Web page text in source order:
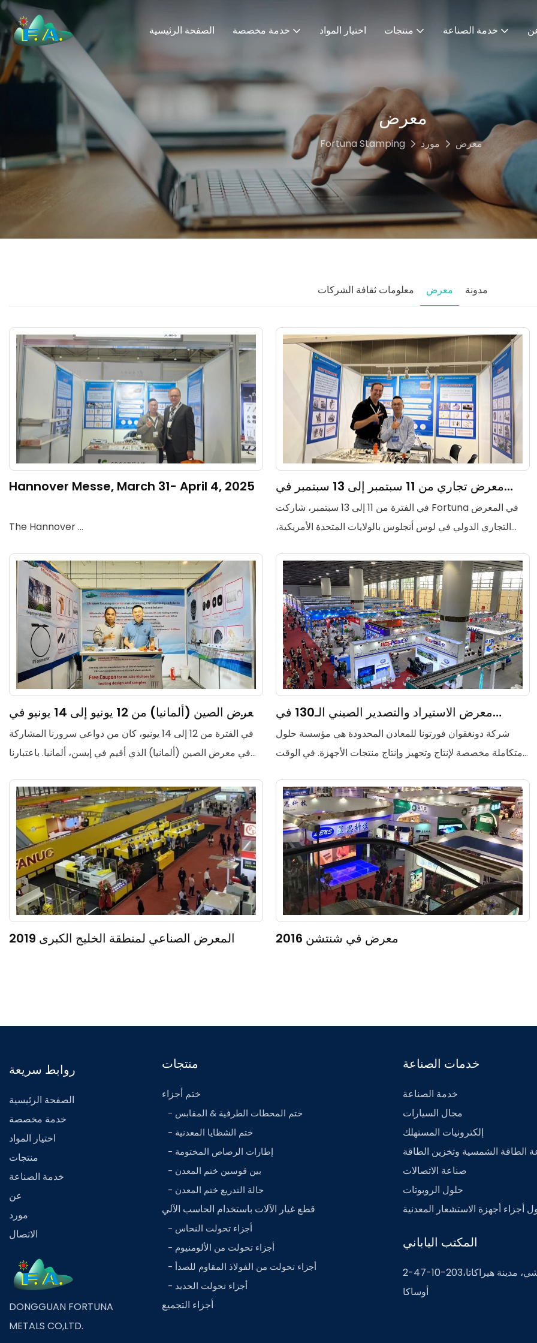
الصفحة الرئيسية خدمة مخصصة اختيار المواد منتجات خدمة الصناعة
معرض
Fortuna Stamping مورد معرض
معلومات ثقافة الشركات معرض مدونة
Hannover Messe, March 31- April 4, 2025
The Hannover
Messe
in Germany officially opens on March 31, 2025.
As a leader in the precision
metal
processing industry, Fortuna also took advantage of
this rare exhibition opportunity to bring its products
abroad and show its customized industrial technology
and solutions to the world.
معرض تجاري من 11 سبتمبر إلى 13 سبتمبر في
لوس أنجلوس بالولايات المتحدة الأمريكية
في الفترة من 11 إلى 13 سبتمبر، شاركت Fortuna في المعرض
التجاري الدولي في لوس أنجلوس بالولايات المتحدة الأمريكية،
Fortuna كشركة مصنعة صغيرة ومتوسطة الحجم لختم المعادن
والجودة العالية لمنتجاتها.
معرض الصين (ألمانيا) من 12 يونيو إلى 14 يونيو في
إيسن، ألمانيا
في الفترة من 12 إلى 14 يونيو، كان من دواعي سرورنا المشاركة
في معرض الصين (ألمانيا) الذي أقيم في إيسن، ألمانيا. باعتبارنا
عرض أحدث منتجاتنا وتقنياتنا لخبراء الصناعة والشركاء والعملاء
المحتملين
معرض الاستيراد والتصدير الصيني الـ130 في
قوانغتشو
شركة دونغقوان فورتونا للمعادن المحدودة هي مؤسسة حلول
متكاملة مخصصة لإنتاج وتجهيز وإنتاج منتجات الأجهزة. في الوقت
والمناطق. من أجل توسيع سوق الأعمال الأجنبية بشكل أكبر،
شاركت Shiyunjia في معرض كانتون الـ 130 في عام 2021. دع
المزيد من رواد الأعمال الأجانب يرون أفضل التقنيات لدينا في
مجال ختم المعادن ومعالجة الأجزاء باستخدام الحاسب الآلي
2019 المعرض الصناعي لمنطقة الخليج الكبرى معرض في شنتشن 2016
روابط سريعة
الصفحة الرئيسية
خدمة مخصصة
اختيار المواد
منتجات
خدمة الصناعة
عن
مورد
الاتصال
DONGGUAN FORTUNA
METALS CO,LTD.
منتجات
ختم أجزاء
- ختم المحطات الطرفية & المقابس
- ختم الشظايا المعدنية
- إطارات الرصاص المختومة
- بين قوسين ختم المعدن
- حالة التدريع ختم المعدن
قطع غيار الآلات باستخدام الحاسب الآلي
- أجزاء تحولت النحاس
- أجزاء تحولت من الألومنيوم
- أجزاء تحولت من الفولاذ المقاوم للصدأ
- أجزاء تحولت الحديد
أجزاء التجميع
خدمات الصناعة
خدمة الصناعة
مجال السيارات
إلكترونيات المستهلك
الطاقة الشمسية وتخزين الطاقة
صناعة الاتصالات
حلول الروبوتات
أجزاء أجهزة الاستشعار المعدنية
المكتب الياباني
2-47-10-203نيشيفونهاشي، مدينة هيراكاتا،
أوساكا